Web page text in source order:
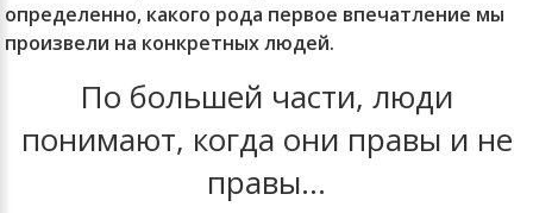
определенно, какого рода первое впечатление мы
произвели на конкретных людей.
По большей части, люди
понимают, когда они правы и не
правы…